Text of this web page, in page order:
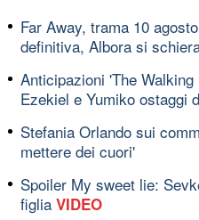
Far Away, trama 10
definitiva, Albora si
Anticipazioni 'The
Ezekiel e Yumiko ostaggi
Stefania Orlando sui
mettere dei cuori'
Spoiler My sweet lie:
figlia VIDEO